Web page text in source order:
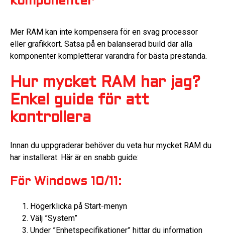
Mer RAM kan inte kompensera för en svag processor
eller grafikkort. Satsa på en balanserad build där alla
komponenter kompletterar varandra för bästa prestanda.
Hur mycket RAM har jag?
Enkel guide för att
kontrollera
Innan du uppgraderar behöver du veta hur mycket RAM du
har installerat. Här är en snabb guide:
För Windows 10/11:
Högerklicka på Start-menyn
Välj ”System”
Under ”Enhetspecifikationer” hittar du information